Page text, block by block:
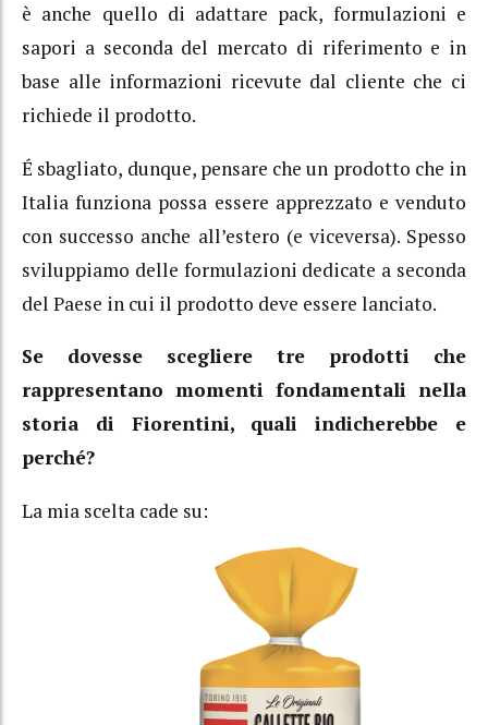
è anche quello di adattare pack, formulazioni e
sapori a seconda del mercato di riferimento e in
base alle informazioni ricevute dal cliente che ci
richiede il prodotto.
É sbagliato, dunque, pensare che un prodotto che in
Italia funziona possa essere apprezzato e venduto
con successo anche all’estero (e viceversa). Spesso
sviluppiamo delle formulazioni dedicate a seconda
del Paese in cui il prodotto deve essere lanciato.
Se dovesse scegliere tre prodotti che
rappresentano momenti fondamentali nella
storia di Fiorentini, quali indicherebbe e
perché?
La mia scelta cade su: